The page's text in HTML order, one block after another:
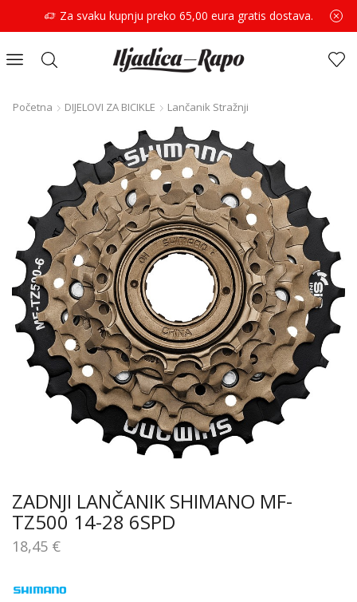
Za svaku kupnju preko 65,00 eura gratis dostava.
Početna DIJELOVI ZA BICIKLE Lančanik Stražnji
ZADNJI LANČANIK SHIMANO MF-
TZ500 14-28 6SPD
18,45 €